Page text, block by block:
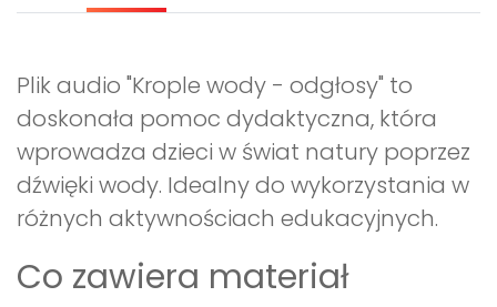
Plik audio "Krople wody - odgłosy" to
doskonała pomoc dydaktyczna, która
wprowadza dzieci w świat natury poprzez
dźwięki wody. Idealny do wykorzystania w
różnych aktywnościach edukacyjnych.
Co zawiera materiał